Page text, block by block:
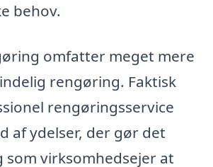
behov.
omfatter meget mere
rengøring. Faktisk
rengøringsservice
af ydelser, der gør det
virksomhedsejer at